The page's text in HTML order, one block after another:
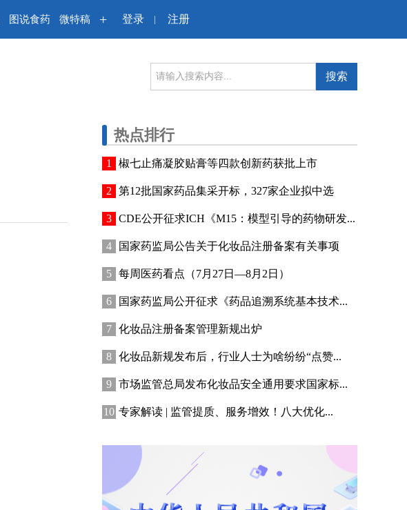
图说食药 微特稿 + 登录 | 注册
搜索
热点排行
椒七止痛凝胶贴膏等四款创新药获批上市
第12批国家药品集采开标，327家企业拟中选
CDE公开征求ICH《M15：模型引导的药物研发...
国家药监局公告关于化妆品注册备案有关事项
每周医药看点（7月27日—8月2日）
国家药监局公开征求《药品追溯系统基本技术...
化妆品注册备案管理新规出炉
化妆品新规发布后，行业人士为啥纷纷“点赞...
市场监管总局发布化妆品安全通用要求国家标...
专家解读 | 监管提质、服务增效！八大优化...